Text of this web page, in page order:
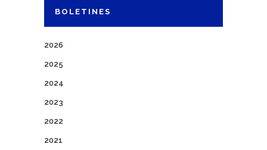
BOLETINES
2026
2025
2024
2023
2022
2021